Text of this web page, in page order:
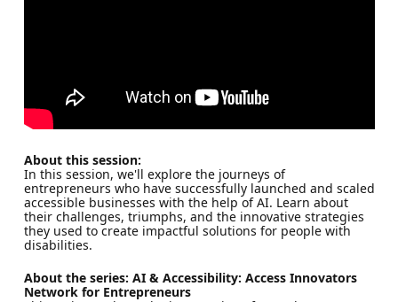
About this session:
In this session, we'll explore the journeys of
entrepreneurs who have successfully launched and scaled
accessible businesses with the help of AI. Learn about
their challenges, triumphs, and the innovative strategies
they used to create impactful solutions for people with
disabilities.
About the series: AI & Accessibility: Access Innovators
Network for Entrepreneurs